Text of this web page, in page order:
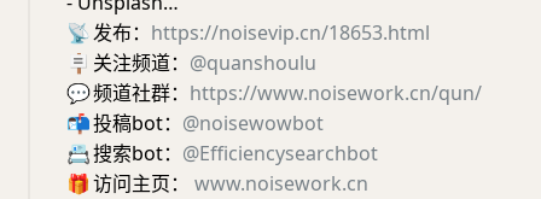
📡发布： https://noisevip.cn/18653.html
🪧 关注频道： @quanshoulu
💬频道社群： https://www.noisework.cn/qun/
📬投稿bot： @noisewowbot
📇搜索bot： @Efficiencysearchbot
🎁访问主页： www.noisework.cn